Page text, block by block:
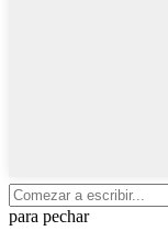
para pechar